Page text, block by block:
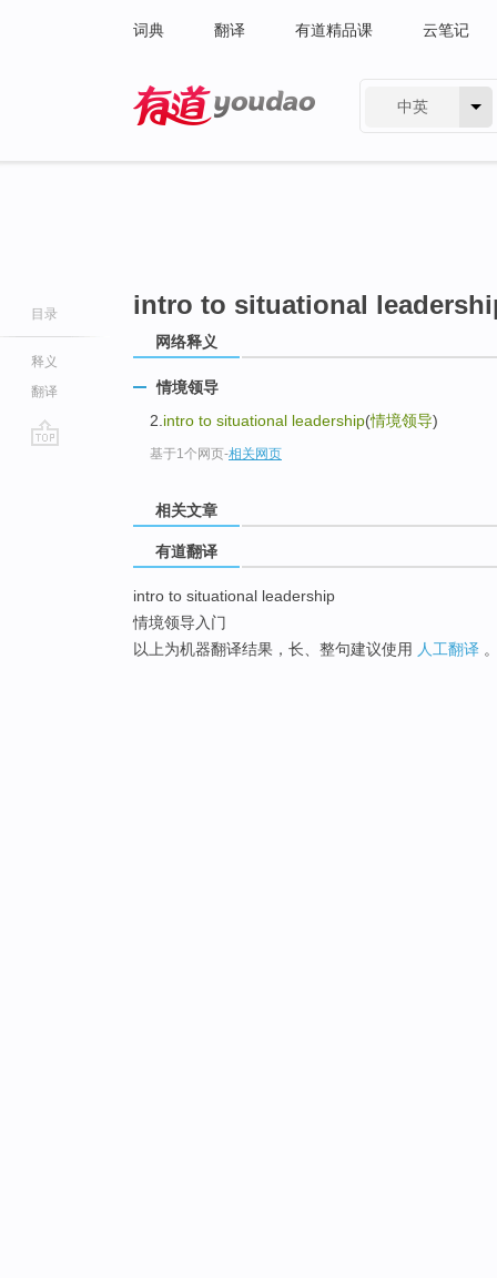
词典 翻译 有道精品课 云笔记
中英
目录
释义
翻译
intro to situational
网络释义
情境领导
2. intro to situational leadership(情境领导)
基于1个网页-相关网页
相关文章
有道翻译
intro to situational leadership
情境领导入门
以上为机器翻译结果，长、整句建议使用 人工翻译